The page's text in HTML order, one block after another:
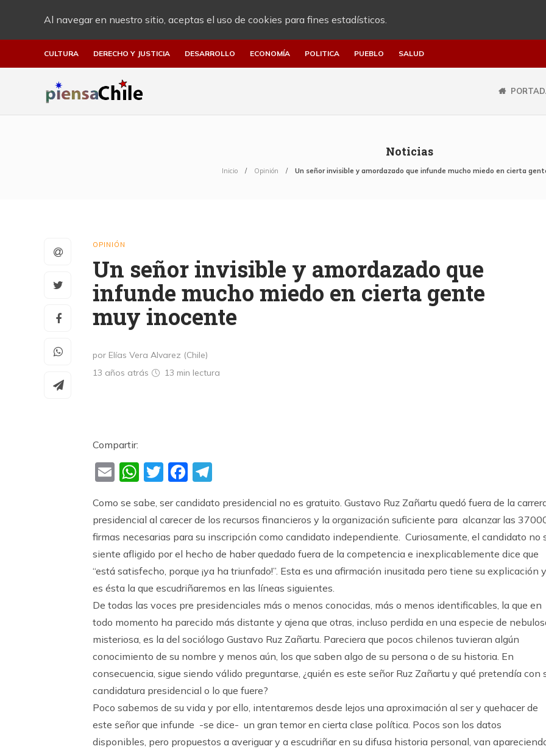
Al navegar en nuestro sitio, aceptas el uso de cookies para fines estadísticos.
CULTURA DERECHO Y JUSTICIA DESARROLLO ECONOMÍA POLITICA PUEBLO SALUD
Noticias
Inicio Opinión Un señor invisible y amordazado que infunde mucho miedo en cierta
OPINIÓN
Un señor invisible y amordazado que
infunde mucho miedo en cierta gente
muy inocente
por Elías Vera Alvarez (Chile)
13 años atrás
13 min lectura
Compartir:
EmailWhatsApp
TwitterFacebook
Como se sabe, ser candidato presidencial no es gratuito. Gustavo Ruz Zañartu quedó fuera de la
presidencial al carecer de los recursos financieros y la organización suficiente para alcanzar las
firmas necesarias para su inscripción como candidato independiente. Curiosamente, el candidato no
siente afligido por el hecho de haber quedado fuera de la competencia e inexplicablemente dice que
“está satisfecho, porque ¡ya ha triunfado!”. Esta es una afirmación inusitada pero tiene su explicación y
es ésta la que escudriñaremos en las líneas siguientes.
De todas las voces pre presidenciales más o menos conocidas, más o menos identificables, la que en
todo momento ha parecido más distante y ajena que otras, incluso perdida en una especie de
misteriosa, es la del sociólogo Gustavo Ruz Zañartu. Pareciera que pocos chilenos tuvieran algún
conocimiento de su nombre y menos aún, los que saben algo de su persona o de su historia. En
consecuencia, sigue siendo válido preguntarse, ¿quién es este señor Ruz Zañartu y qué pretendía con
candidatura presidencial o lo que fuere?
Poco sabemos de su vida y por ello, intentaremos desde lejos una aproximación al ser y quehacer de
este señor que infunde -se dice- un gran temor en cierta clase política. Pocos son los datos
disponibles, pero propuestos a averiguar y a escudriñar en su difusa historia personal, van